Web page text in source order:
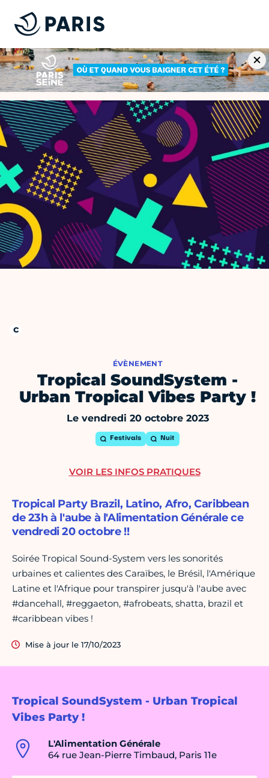
ÉVÈNEMENT
Tropical SoundSystem -
Urban Tropical Vibes Party !
Le vendredi 20 octobre 2023
Festivals Nuit
Tropical SoundSystem - Urban Tropical
Vibes Party !
L'Alimentation Générale
64 rue Jean-Pierre Timbaud, Paris 11e
Tropical Party Brazil, Latino, Afro, Caribbean
de 23h à l'aube à l'Alimentation Générale ce
vendredi 20 octobre !!
Soirée Tropical Sound-System vers les sonorités
urbaines et calientes des Caraïbes, le Brésil, l'Amérique
Latine et l'Afrique pour transpirer jusqu'à l'aube avec
#dancehall, #reggaeton, #afrobeats, shatta, brazil et
#caribbean vibes !
Mise à jour le 17/10/2023
VOIR LES INFOS PRATIQUES